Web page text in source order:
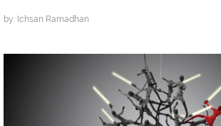
by: Ichsan Ramadhan